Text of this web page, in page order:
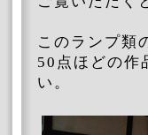
このランプ類
50点ほどの作
い。